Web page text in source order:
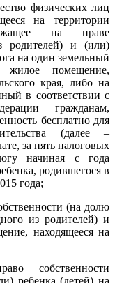
физических лиц
на территории
на праве
родителей) и (или)
на один земельный
жилое помещение,
края, либо на
в соответствии с
гражданам,
бесплатно для
(далее –
за пять налоговых
начиная с года
родившегося в
года;
(на долю
из родителей) и
находящееся на
собственности
ребенка (детей) на